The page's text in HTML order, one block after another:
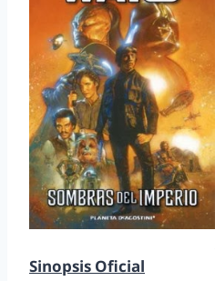
Sinopsis Oficial